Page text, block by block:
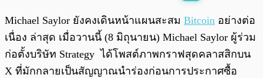
0:00
Michael Saylor ยังคงเดินหน้าแผนสะสม Bitcoin อย่างต่อ
เนื่อง ล่าสุด เมื่อวานนี้ (8 มิถุนายน) Michael Saylor ผู้ร่วม
ก่อตั้งบริษัท Strategy ได้โพสต์ภาพกราฟสุดคลาสสิกบน
X ที่มักกลายเป็นสัญญาณนำร่องก่อนการประกาศซื้อ